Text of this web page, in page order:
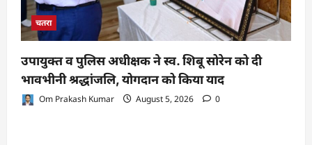
चतरा
उपायुक्त व पुलिस अधीक्षक ने स्व. शिबू सोरेन को दी
भावभीनी श्रद्धांजलि, योगदान को किया याद
Om Prakash Kumar August 5, 2026 0